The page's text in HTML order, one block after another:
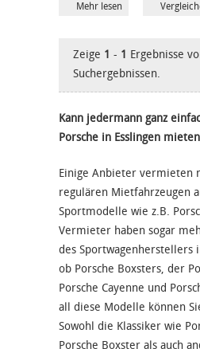
Mehr lesen
Zeige 1 - 1 Ergebnisse
Suchergebnissen.
Kann jedermann ganz
Porsche in Esslingen
Einige Anbieter vermieten
regulären Mietfahrzeugen
Sportmodelle wie z.B.
Vermieter haben sogar
des Sportwagenherstellers
ob Porsche Boxsters, der
Porsche Cayenne und
all diese Modelle können
Sowohl die Klassiker wie
Porsche Boxster als auch